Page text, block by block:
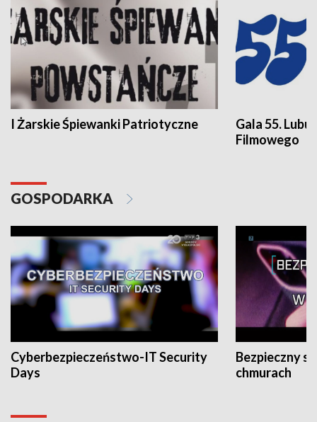
I Żarskie Śpiewanki Patriotyczne
Gala 55.
Filmowego
GOSPODARKA
Cyberbezpieczeństwo-IT Security
Days
Bezpieczny
chmurach